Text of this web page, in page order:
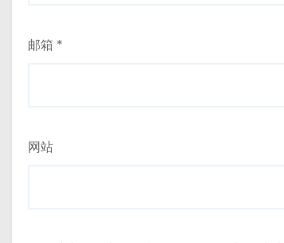
邮箱 *
网站